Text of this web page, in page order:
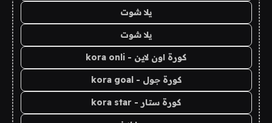
يلا شوت
يلا شوت
كورة اون لاين - kora onli
كورة جول - kora goal
كورة ستار - kora star